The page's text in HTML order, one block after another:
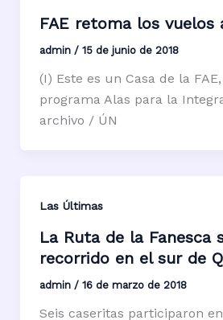
FAE retoma los vuelos
admin / 15 de junio de 2018
(I) Este es un Casa de la
programa Alas para la
archivo / ÚN
Las Últimas
La Ruta de la Fanesca
recorrido en el sur de
admin / 16 de marzo de 2018
Seis caseritas participaron